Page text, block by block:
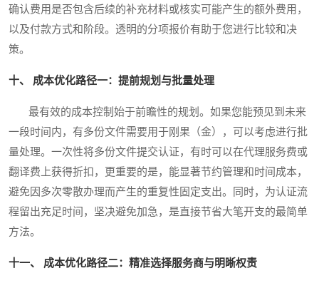
确认费用是否包含后续的补充材料或核实可能产生的额外费用，
以及付款方式和阶段。透明的分项报价有助于您进行比较和决
策。
十、 成本优化路径一：提前规划与批量处理
最有效的成本控制始于前瞻性的规划。如果您能预见到未来
一段时间内，有多份文件需要用于刚果（金），可以考虑进行批
量处理。一次性将多份文件提交认证，有时可以在代理服务费或
翻译费上获得折扣，更重要的是，能显著节约管理和时间成本，
避免因多次零散办理而产生的重复性固定支出。同时，为认证流
程留出充足时间，坚决避免加急，是直接节省大笔开支的最简单
方法。
十一、 成本优化路径二：精准选择服务商与明晰权责